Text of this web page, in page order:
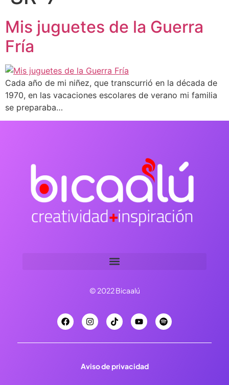
Mis juguetes de la Guerra
Fría
Cada año de mi niñez, que transcurrió en la década de
1970, en las vacaciones escolares de verano mi familia
se preparaba…
© 2022 Bicaalú
Aviso de privacidad